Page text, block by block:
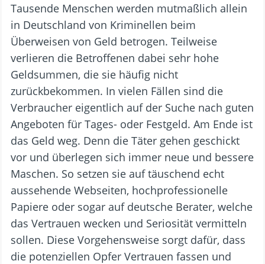
Tausende Menschen werden mutmaßlich allein
in Deutschland von Kriminellen beim
Überweisen von Geld betrogen. Teilweise
verlieren die Betroffenen dabei sehr hohe
Geldsummen, die sie häufig nicht
zurückbekommen. In vielen Fällen sind die
Verbraucher eigentlich auf der Suche nach guten
Angeboten für Tages- oder Festgeld. Am Ende ist
das Geld weg. Denn die Täter gehen geschickt
vor und überlegen sich immer neue und bessere
Maschen. So setzen sie auf täuschend echt
aussehende Webseiten, hochprofessionelle
Papiere oder sogar auf deutsche Berater, welche
das Vertrauen wecken und Seriosität vermitteln
sollen. Diese Vorgehensweise sorgt dafür, dass
die potenziellen Opfer Vertrauen fassen und